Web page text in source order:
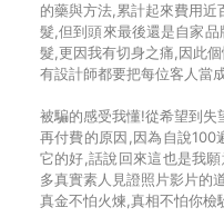
的藥與方法,累計起來費用
髮,但到頭來最後還是自家
髮,更因我有切身之痛,因此
有設計師都要把每位客人當
被騙的感受我懂!從希望到
再付費的原因,因為自說100
它的好,話說回來這也是我
多真實素人見證照片影片的
真金不怕火煉,真相不怕你檢